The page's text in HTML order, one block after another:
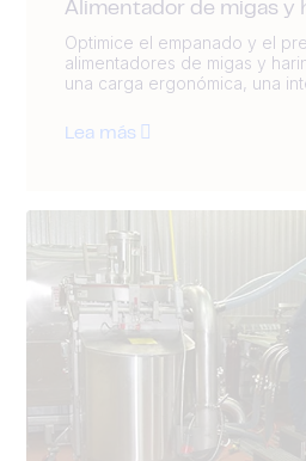
Alimentador de migas y
Optimice el empanado y el
alimentadores de migas y
una carga ergonómica, una
Lea más